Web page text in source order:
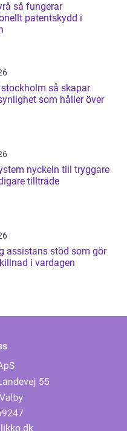
patentskydd i
så skapar
som håller över
till tryggare
tillträde
stöd som gör
i vardagen